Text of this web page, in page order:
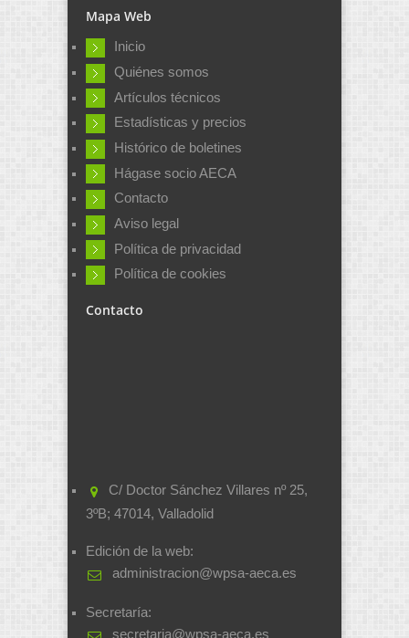
Mapa Web
Inicio
Quiénes somos
Artículos técnicos
Estadísticas y precios
Histórico de boletines
Hágase socio AECA
Contacto
Aviso legal
Política de privacidad
Política de cookies
Contacto
C/ Doctor Sánchez Villares nº 25,
3ºB; 47014, Valladolid
Edición de la web:
administracion@wpsa-aeca.es
Secretaría:
secretaria@wpsa-aeca.es